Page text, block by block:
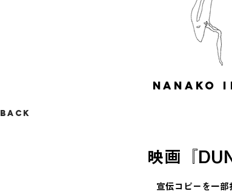
NANAKO
Back
映画『
宣伝コピーを一部